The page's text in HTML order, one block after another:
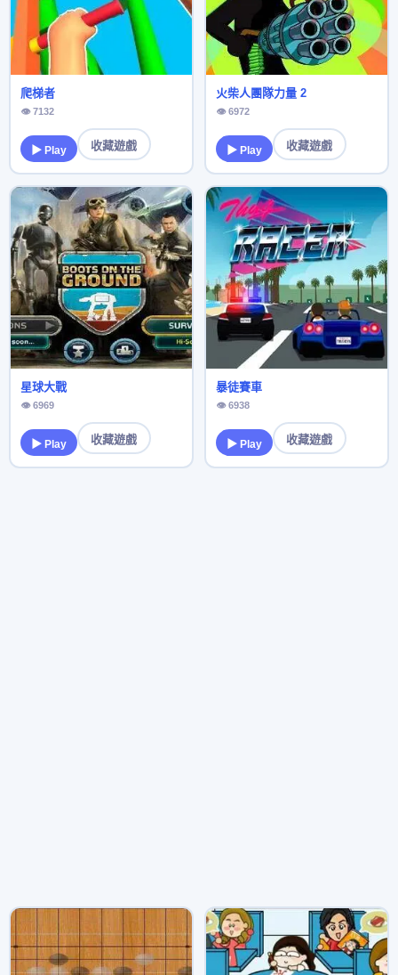
爬梯者
👁 7132
▶ Play 收藏遊戲
火柴人團隊力量 2
👁 6972
▶ Play 收藏遊戲
星球大戰
👁 6969
▶ Play 收藏遊戲
暴徒賽車
👁 6938
▶ Play 收藏遊戲